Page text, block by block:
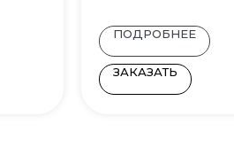
ПОДРОБНЕЕ
ЗАКАЗАТЬ